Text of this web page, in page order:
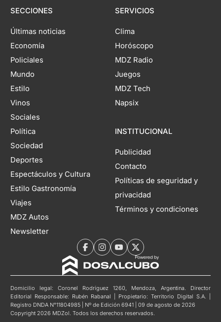
SECCIONES
Últimas noticias
Economía
Policiales
Mundo
Estilo
Vinos
Sociales
Política
Sociedad
Deportes
Espectáculos y Cultura
Estilo Gastronomía
Viajes
MDZ Autos
Newsletter
SERVICIOS
Clima
Horóscopo
MDZ Radio
Juegos
MDZ Tech
Napsix
INSTITUCIONAL
Publicidad
Contacto
Políticas de seguridad y
privacidad
Términos y condiciones
Domicilio legal: Coronel Rodríguez 1260, Mendoza, Argentina. Director
Editorial Responsable: Rubén Rabanal | Propietario: Territorio Digital S.A. |
Registro DNDA N°11804985 | Nº de Edición 6941 | 09 de agosto de 2026
Copyright 2026 MDZol. Todos los derechos reservados.